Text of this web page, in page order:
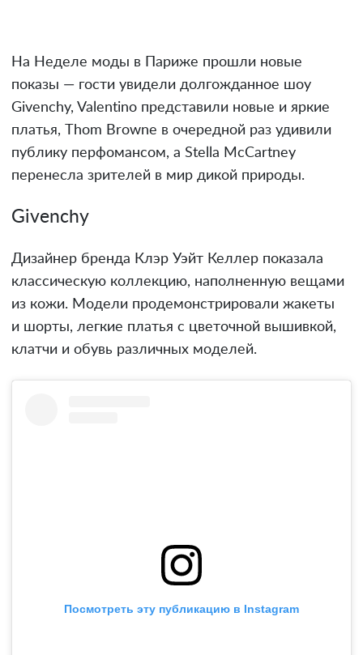
На Неделе моды в Париже прошли новые
показы — гости увидели долгожданное шоу
Givenchy, Valentino представили новые и яркие
платья, Thom Browne в очередной раз удивили
публику перфомансом, а Stella McCartney
перенесла зрителей в мир дикой природы.
Givenchy
Дизайнер бренда Клэр Уэйт Келлер показала
классическую коллекцию, наполненную вещами
из кожи. Модели продемонстрировали жакеты
и шорты, легкие платья с цветочной вышивкой,
клатчи и обувь различных моделей.
Посмотреть эту публикацию в Instagram